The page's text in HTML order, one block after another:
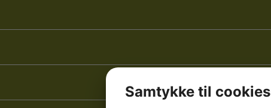
Samtykke til cookies